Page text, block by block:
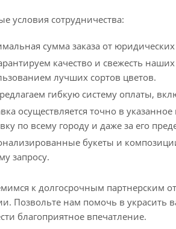
условия сотрудничества:
сумма заказа от юридических
качество и свежесть
лучших сортов цветов.
гибкую систему оплаты,
осуществляется точно в
по всему городу и даже за его
букеты и
запросу.
к долгосрочным партнерским
Позвольте нам помочь в украсить
благоприятное впечатление.